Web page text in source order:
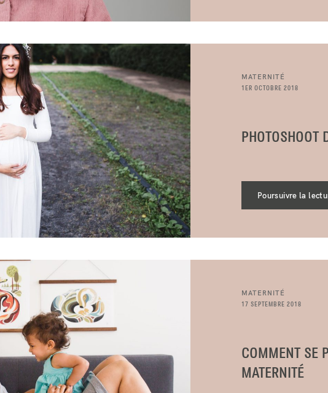
MATERNITÉ
1ER OCTOBRE 2018
PHOTOSHOOT
Poursuivre la
MATERNITÉ
17 SEPTEMBRE 2018
COMMENT SE
MATERNITÉ